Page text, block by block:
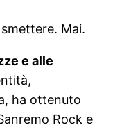
Mai.
e alle
ha ottenuto
Rock e